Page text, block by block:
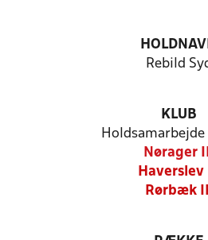
Rebild
KLUB
Nørager
Haverslev
Rørbæk